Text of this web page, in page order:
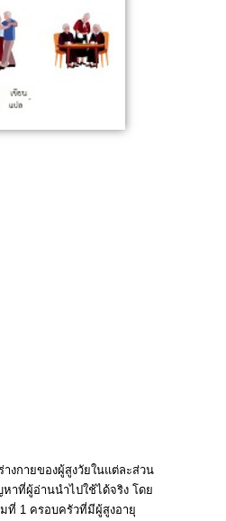
งกายของผู้สูงวัยในแต่ละส่วน
าที่ผู้อ่านนำไปใช้ได้จริง โดย
ที่ 1 ครอบครัวที่มีผู้สูงอายุ